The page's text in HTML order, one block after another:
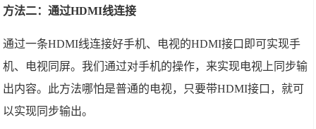
方法二：通过HDMI线连接
通过一条HDMI线连接好手机、电视的HDMI接口即可实现手
机、电视同屏。我们通过对手机的操作，来实现电视上同步输
出内容。此方法哪怕是普通的电视，只要带HDMI接口，就可
以实现同步输出。